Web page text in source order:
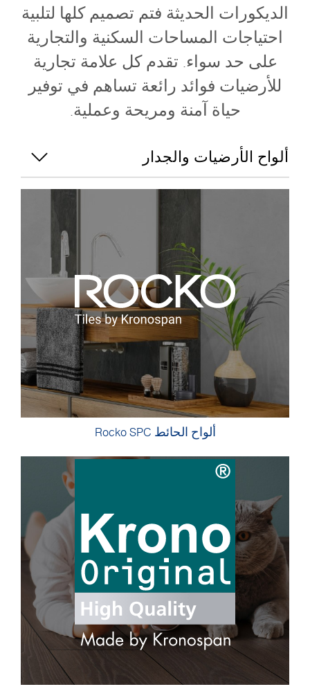
الديكورات الحديثة فتم تصميم كلها لتلبية
احتياجات المساحات السكنية والتجارية
على حد سواء. تقدم كل علامة تجارية
للأرضيات فوائد رائعة تساهم في توفير
حياة آمنة ومريحة وعملية.
ألواح الأرضيات والجدار
ألواح الحائط Rocko SPC